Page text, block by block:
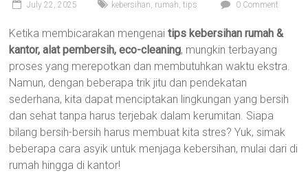
July 22, 2025 kebersihan, rumah,tips 0 Comment
Ketika membicarakan mengenaitips kebersihan rumah &
kantor, alat pembersih, eco-cleaning, mungkin terbayang
proses yang merepotkan dan membutuhkan waktu ekstra.
Namun, dengan beberapa trik jitu dan pendekatan
sederhana, kita dapat menciptakan lingkungan yang bersih
dan sehat tanpa harus terjebak dalam kerumitan. Siapa
bilang bersih-bersih harus membuat kita stres? Yuk, simak
beberapa cara asyik untuk menjaga kebersihan, mulai dari di
rumah hingga di kantor!